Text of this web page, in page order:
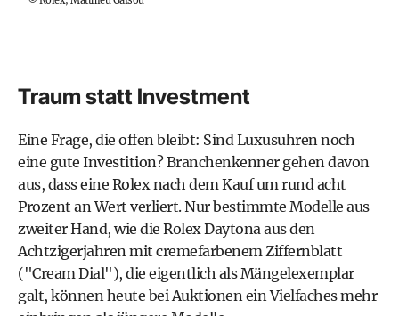
Traum statt Investment
Eine Frage, die offen bleibt: Sind Luxusuhren noch
eine gute Investition? Branchenkenner gehen davon
aus, dass eine Rolex nach dem Kauf um rund acht
Prozent an Wert verliert. Nur bestimmte Modelle aus
zweiter Hand, wie die Rolex Daytona aus den
Achtzigerjahren mit cremefarbenem Ziffernblatt
("Cream Dial"), die eigentlich als Mängelexemplar
galt, können heute bei Auktionen ein Vielfaches mehr